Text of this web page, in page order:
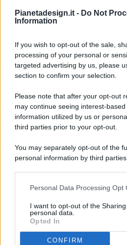
Pianetadesign.it - Do Not
Information
If you wish to opt-out of the sale,
processing of your personal or
targeted advertising by us, please
section to confirm your selection.
Please note that after your opt-out
may continue seeing interest-
information utilized by us or
third parties prior to your opt-out.
You may separately opt-out of the
personal information by third
This information may also be
disclose it to other third parties.
Personal Data Processing Opt
I want to opt-out of the
personal data.
Opted In
CONFIRM
© 2026 - Pianeta Design - P.IVA
Registrata Al Tribunale Di Nocera
ISCRIZIONE AL ROC N. 35792
(ASSOCIAZIONE
PREFERENZE